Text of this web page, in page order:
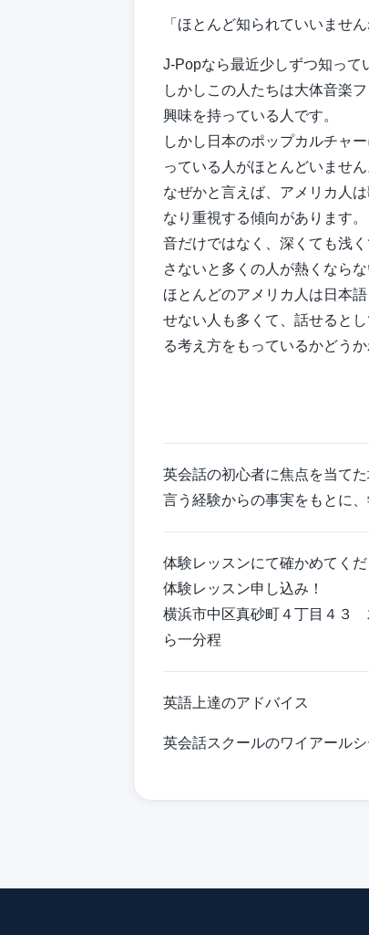
「ほとんど知られていいません
J-Popなら最近少しずつ知って
しかしこの人たちは大体音楽
興味を持っている人です。
しかし日本のポップカルチャ
っている人がほとんどいません
なぜかと言えば、アメリカ人
なり重視する傾向があります。
音だけではなく、深くても浅
さないと多くの人が熱くならな
ほとんどのアメリカ人は日本
せない人も多くて、話せると
る考え方をもっているかどう
英会話の初心者に焦点を当て
言う経験からの事実をもとに
体験レッスンにて確かめてくだ
体験レッスン申し込み！
横浜市中区真砂町４丁目４
ら一分程
英語上達のアドバイス
英会話スクールのワイアールシ